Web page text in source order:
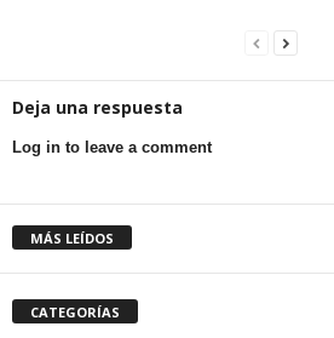
Deja una respuesta
Log in to leave a comment
MÁS LEÍDOS
CATEGORÍAS